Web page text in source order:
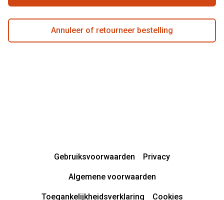
Annuleer of retourneer bestelling
Gebruiksvoorwaarden Privacy
Algemene voorwaarden
Toegankelijkheidsverklaring Cookies